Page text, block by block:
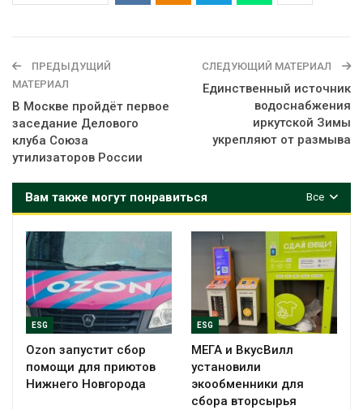
ПРЕДЫДУЩИЙ
МАТЕРИАЛ
В Москве пройдёт первое
заседание Делового
клуба Союза
утилизаторов России
СЛЕДУЮЩИЙ МАТЕРИАЛ
Единственный источник
водоснабжения
иркутской Зимы
укрепляют от размыва
Все
Вам также могут понравиться
ESG
Ozon запустит сбор
помощи для приютов
Нижнего Новгорода
ESG
МЕГА и ВкусВилл
установили
экообменники для
сбора вторсырья